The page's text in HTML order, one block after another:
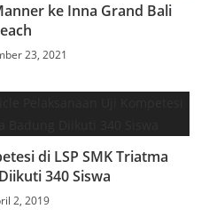
ke Inna Grand Bali
23, 2021
di LSP SMK Triatma
340 Siswa
2, 2019